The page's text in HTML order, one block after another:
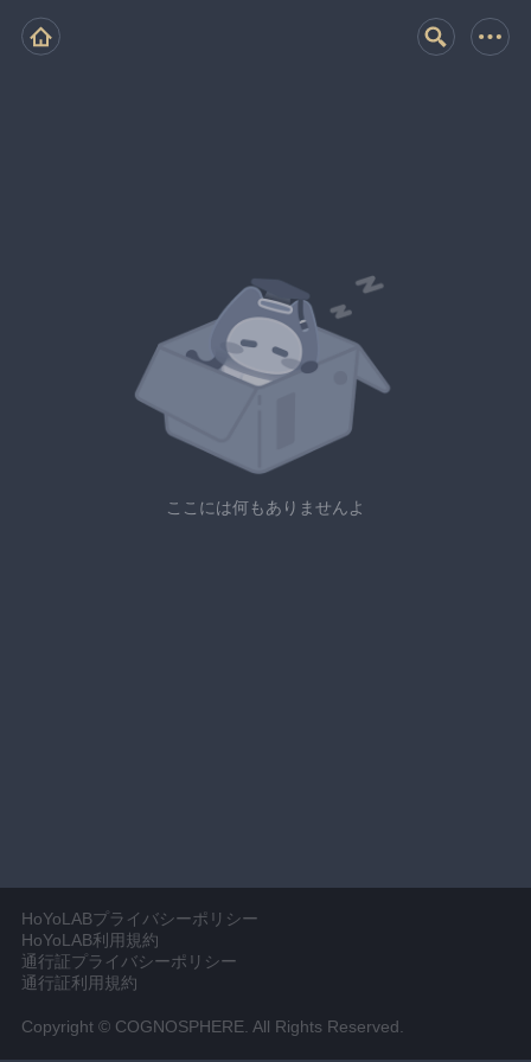
ここには何もありませんよ
HoYoLABプライバシーポリシー
HoYoLAB利用規約
通行証プライバシーポリシー
通行証利用規約
Copyright © COGNOSPHERE. All Rights Reserved.